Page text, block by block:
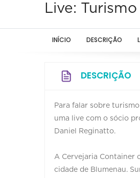
Live:
INÍCIO DESCRIÇÃO
DESCRIÇÃO
Para falar sobre
uma live com o sócio
Daniel Reginatto.
A Cervejaria Container
cidade de Blumenau.